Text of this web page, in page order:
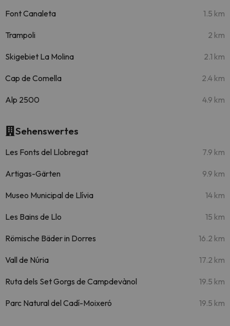
Font Canaleta 1.5 km
Trampoli 2 km
Skigebiet La Molina 2.1 km
Cap de Comella 2.4 km
Alp 2500 4.9 km
Sehenswertes
Les Fonts del Llobregat 7.9 km
Artigas-Gärten 9.9 km
Museo Municipal de Llívia 14 km
Les Bains de Llo 15 km
Römische Bäder in Dorres 16.2 km
Vall de Núria 17.2 km
Ruta dels Set Gorgs de Campdevànol 19.5 km
Parc Natural del Cadí-Moixeró 19.5 km